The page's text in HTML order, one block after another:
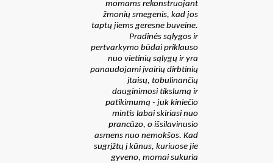
momams rekonstruojant
žmonių smegenis, kad jos
taptų jiems geresne buveine.
Pradinės sąlygos ir
pertvarkymo būdai priklauso
nuo vietinių sąlygų ir yra
panaudojami įvairių dirbtinių
įtaisų, tobulinančių
dauginimosi tikslumą ir
patikimumą - juk kiniečio
mintis labai skiriasi nuo
prancūzo, o išsilavinusio
asmens nuo nemokšos. Kad
sugrįžtų į kūnus, kuriuose jie
gyveno, momai sukuria